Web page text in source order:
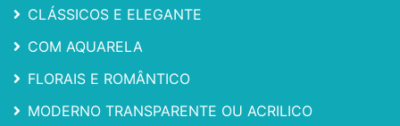
CLÁSSICOS E ELEGANTE
COM AQUARELA
FLORAIS E ROMÂNTICO
MODERNO TRANSPARENTE OU ACRILICO